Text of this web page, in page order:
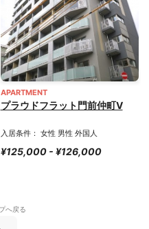
APARTMENT
プラウドフラット門前仲町Ⅴ
入居条件： 女性 男性 外国人
¥125,000 - ¥126,000